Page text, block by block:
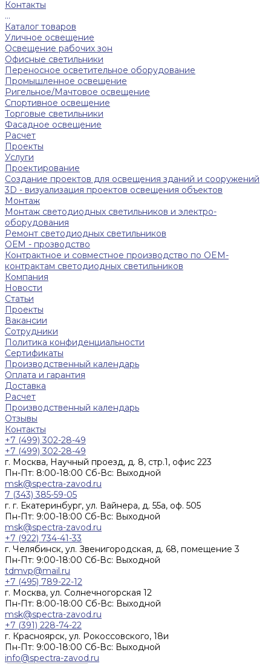
Контакты
...
Каталог товаров
Уличное освещение
Освещение рабочих зон
Офисные светильники
Переносное осветительное оборудование
Промышленное освещение
Ригельное/Мачтовое освещение
Спортивное освещение
Торговые светильники
Фасадное освещение
Расчет
Проекты
Услуги
Проектирование
Создание проектов для освещения зданий и сооружений
3D - визуализация проектов освещения объектов
Монтаж
Монтаж светодиодных светильников и электро-
оборудования
Ремонт светодиодных светильников
ОЕМ - прозводство
Контрактное и совместное производство по OEM-
контрактам светодиодных светильников
Компания
Новости
Статьи
Проекты
Вакансии
Сотрудники
Политика конфиденциальности
Сертификаты
Производственный календарь
Оплата и гарантия
Доставка
Расчет
Производственный календарь
Отзывы
Контакты
+7 (499) 302-28-49
+7 (499) 302-28-49
г. Москва, Научный проезд, д. 8, стр.1, офис 223
Пн-Пт: 8:00-18:00 Cб-Вс: Выходной
msk@spectra-zavod.ru
7 (343) 385-59-05
г. г. Екатеринбург, ул. Вайнера, д. 55а, оф. 505
Пн-Пт: 9:00-18:00 Cб-Вс: Выходной
msk@spectra-zavod.ru
+7 (922) 734-41-33
г. Челябинск, ул. Звенигородская, д. 68, помещение 3
Пн-Пт: 9:00-18:00 Cб-Вс: Выходной
tdmvp@mail.ru
+7 (495) 789-22-12
г. Москва, ул. Солнечногорская 12
Пн-Пт: 8:00-18:00 Cб-Вс: Выходной
msk@spectra-zavod.ru
+7 (391) 228-74-22
г. Красноярск, ул. Рокоссовского, 18и
Пн-Пт: 9:00-18:00 Cб-Вс: Выходной
info@spectra-zavod.ru